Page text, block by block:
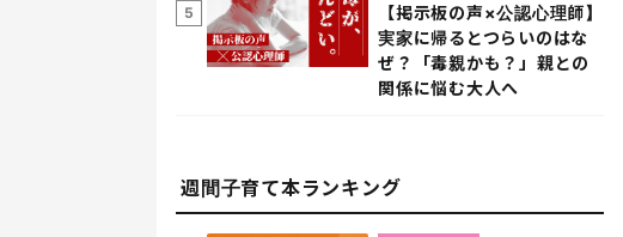
5
【掲示板の声×公認心理師】
実家に帰るとつらいのはな
ぜ？「毒親かも？」親との
関係に悩む大人へ
週間子育て本ランキング